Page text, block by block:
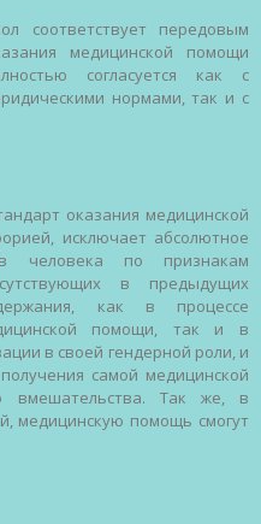
соответствует
передовым
медицинской
помощи
согласуется как с
нормами, так и с
оказания медицинской
, исключает абсолютное
человека по
признакам
в предыдущих
, как в процессе
помощи, так и в
в своей гендерной роли, и
получения самой медицинской
вмешательства. Так же, в
, медицинскую помощь смогут